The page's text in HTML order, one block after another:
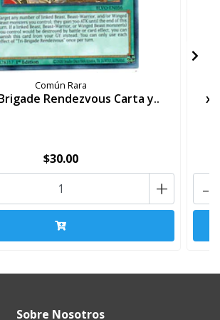
Común Rara
Rendezvous Carta y..
$30.00
+ -
Sobre Nosotros